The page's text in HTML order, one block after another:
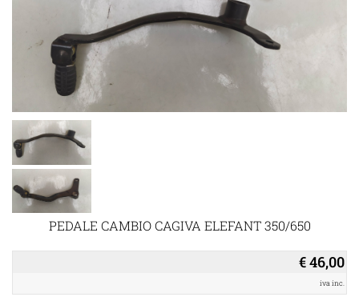
PEDALE CAMBIO CAGIVA ELEFANT 350/650
€ 46,00
iva inc.